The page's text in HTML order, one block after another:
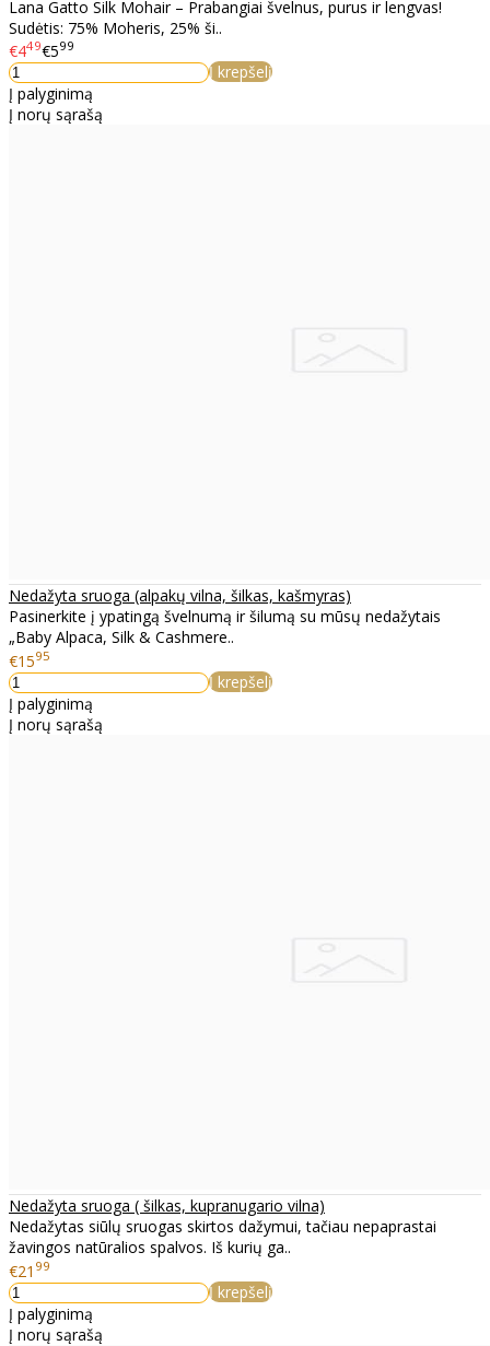
Lana Gatto Silk Mohair – Prabangiai švelnus, purus ir lengvas!
Sudėtis: 75% Moheris, 25% ši..
€449€599
Į krepšelį
Į palyginimą
Į norų sąrašą
Nedažyta sruoga (alpakų vilna, šilkas, kašmyras)
Pasinerkite į ypatingą švelnumą ir šilumą su mūsų nedažytais
„Baby Alpaca, Silk & Cashmere..
€1595
Į krepšelį
Į palyginimą
Į norų sąrašą
Nedažyta sruoga ( šilkas, kupranugario vilna)
Nedažytas siūlų sruogas skirtos dažymui, tačiau nepaprastai
žavingos natūralios spalvos. Iš kurių ga..
€21 99
Į krepšelį
Į palyginimą
Į norų sąrašą